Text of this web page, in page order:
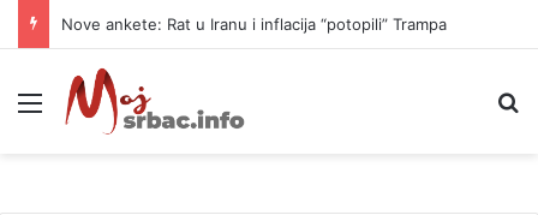
Nove ankete: Rat u Iranu i inflacija “potopili” Trampa
Meni